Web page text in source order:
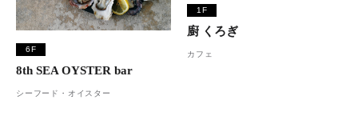
6F
8th SEA OYSTER bar
シーフード・オイスター
1F
廚 くろぎ
カフェ